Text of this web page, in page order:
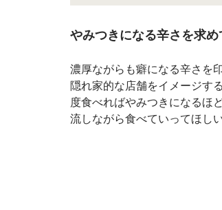
やみつきになる辛さを求
濃厚ながらも癖になる辛さを
隠れ家的な店舗をイメージす
度食べればやみつきになるほ
流しながら食べていってほしい